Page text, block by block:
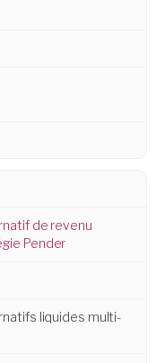
de revenu
Pender
liquides multi-